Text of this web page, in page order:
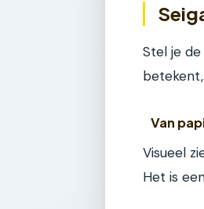
Stel je
Van
Visueel
Het is